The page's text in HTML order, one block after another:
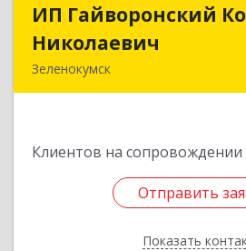
ИП Гайворонский
Николаевич
Зеленокумск
Клиентов на сопровождении
Отправить
Показать
ИП Гайворонский
Отправить
Назад